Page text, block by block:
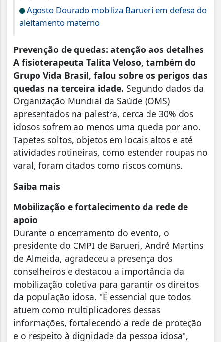
Agosto Dourado mobiliza Barueri em defesa do
aleitamento materno
Prevenção de quedas: atenção aos detalhes
A fisioterapeuta Talita Veloso, também do
Grupo Vida Brasil, falou sobre os perigos das
quedas na terceira idade. Segundo dados da
Organização Mundial da Saúde (OMS)
apresentados na palestra, cerca de 30% dos
idosos sofrem ao menos uma queda por ano.
Tapetes soltos, objetos em locais altos e até
atividades rotineiras, como estender roupas no
varal, foram citados como riscos comuns.
Saiba mais
Mobilização e fortalecimento da rede de
apoio
Durante o encerramento do evento, o
presidente do CMPI de Barueri, André Martins
de Almeida, agradeceu a presença dos
conselheiros e destacou a importância da
mobilização coletiva para garantir os direitos
da população idosa. "É essencial que todos
atuem como multiplicadores dessas
informações, fortalecendo a rede de proteção
e o respeito à dignidade da pessoa idosa",